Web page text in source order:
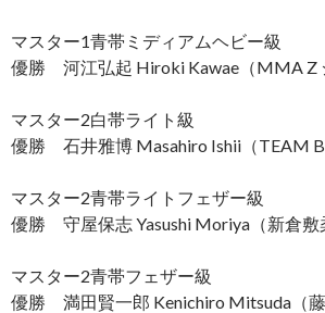
マスター1青帯ミディアムヘビー級
優勝 河江弘起 Hiroki Kawae（MMA Z
マスター2白帯ライト級
優勝 石井雅博 Masahiro Ishii（TEAM
マスター2青帯ライトフェザー級
優勝 守屋保志 Yasushi Moriya（新倉敷
マスター2青帯フェザー級
優勝 満田賢一郎 Kenichiro Mitsuda（藤